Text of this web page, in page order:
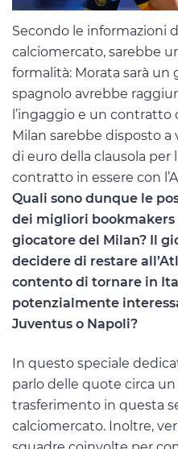
Secondo le informazioni
calciomercato, sarebbe
formalità: Morata sarà un
spagnolo avrebbe
l’ingaggio e un contratto
Milan sarebbe disposto a
di euro della clausola per
contratto in essere con
Quali sono dunque le
dei migliori
giocatore del Milan? Il
decidere di restare
contento di tornare in
potenzialmente
Juventus o Napoli?
In questo speciale
parlo delle quote circa
trasferimento in questa
calciomercato. Inoltre,